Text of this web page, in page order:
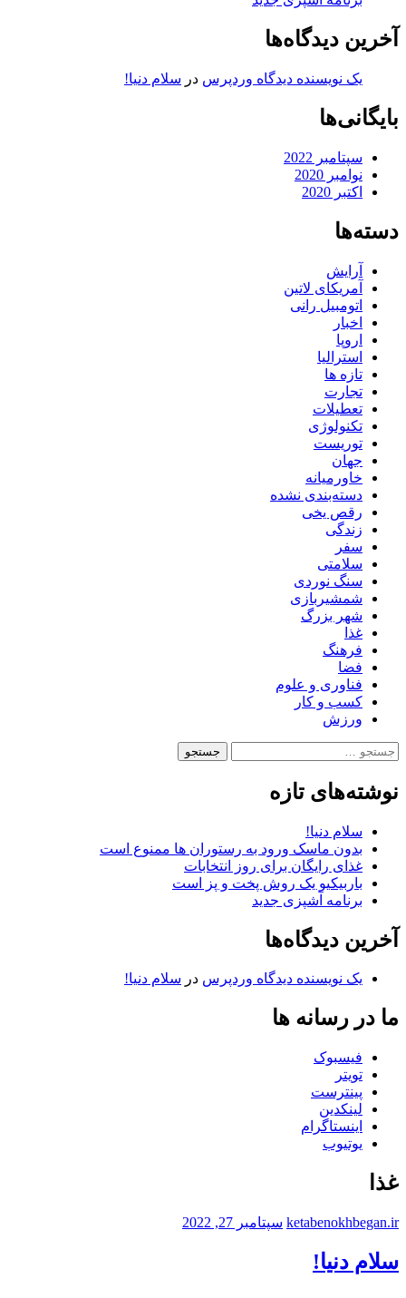
آخرین دیدگاه‌ها
یک نویسنده دیدگاه وردپرس در سلام دنیا!
بایگانی‌ها
سپتامبر 2022
نوامبر 2020
اکتبر 2020
دسته‌ها
آرایش
آمریکای لاتین
اتومبیل رانی
اخبار
اروپا
استرالیا
تازه ها
تجارت
تعطیلات
تکنولوژی
توریست
جهان
خاورمیانه
دسته‌بندی نشده
رقص یخی
زندگی
سفر
سلامتی
سنگ نوردی
شمشیربازی
شهر بزرگ
غذا
فرهنگ
فضا
فناوری و علوم
کسب و کار
ورزش
جستجو
نوشته‌های تازه
سلام دنیا!
بدون ماسک ورود به رستوران ها ممنوع است
غذای رایگان برای روز انتخابات
باربیکیو یک روش پخت و پز است
برنامه آشپزی جدید
آخرین دیدگاه‌ها
یک نویسنده دیدگاه وردپرس در سلام دنیا!
ما در رسانه ها
فیسبوک
تویتر
پینترست
لینکدین
اینستاگرام
یوتیوب
غذا
ketabenokhbegan.ir سپتامبر 27, 2022
سلام دنیا!